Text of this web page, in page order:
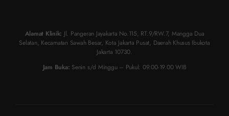
Alamat Klinik: Jl. Pangeran Jayakarta No.115, RT.9/RW.7, Mangga Dua
Selatan, Kecamatan Sawah Besar, Kota Jakarta Pusat, Daerah Khusus Ibukota
Jakarta 10730.
Jam Buka: Senin s/d Minggu – Pukul: 09.00-19.00 WIB